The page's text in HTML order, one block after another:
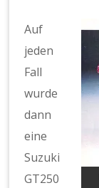
Auf
jeden
Fall
wurde
dann
eine
Suzuki
GT250